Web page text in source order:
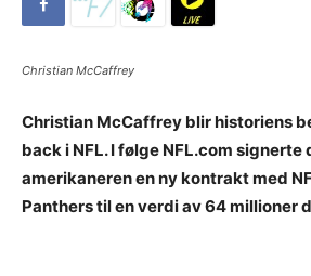
Christian McCaffrey
Christian McCaffrey blir historiens
back i NFL. I følge NFL.com signerte
amerikaneren en ny kontrakt med
Panthers til en verdi av 64 millioner